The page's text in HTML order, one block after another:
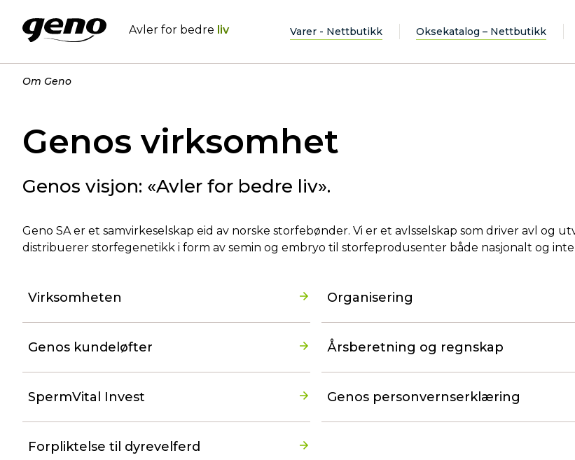
Avler for bedre liv Varer - Nettbutikk Oksekatalog – Nettbutikk
Om Geno
Genos virksomhet
Genos visjon: «Avler for bedre liv».
Geno SA er et samvirkeselskap eid av norske storfebønder. Vi er et avlsselskap som driver avl og
distribuerer storfegenetikk i form av semin og embryo til storfeprodusenter både nasjonalt og
Virksomheten Organisering
Genos kundeløfter Årsberetning og regnskap
SpermVital Invest Genos personvernserklæring
Forpliktelse til dyrevelferd